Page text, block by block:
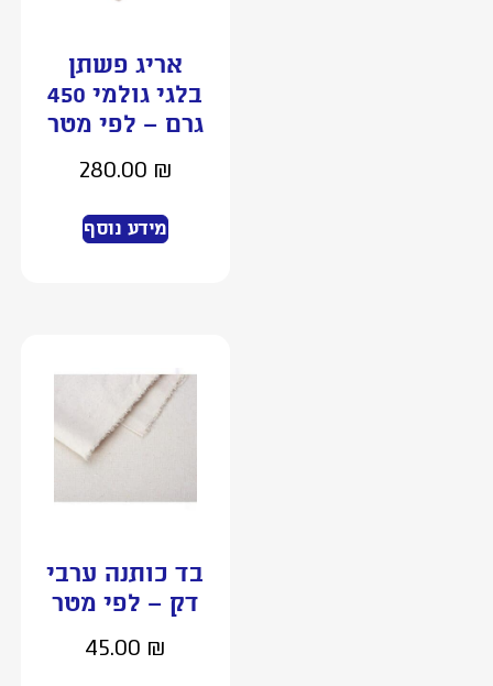
אריג פשתן
בלגי גולמי 450
גרם – לפי מטר
280.00₪
מידע נוסף
בד כותנה ערבי
דק – לפי מטר
45.00₪